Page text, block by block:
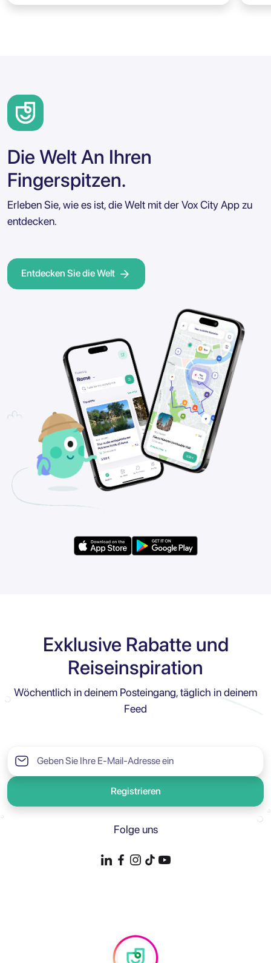
Die Welt An Ihren
Fingerspitzen.
Erleben Sie, wie es ist, die Welt mit der Vox City App zu
entdecken.
Entdecken Sie die Welt
Exklusive Rabatte und
Reiseinspiration
Wöchentlich in deinem Posteingang, täglich in deinem
Feed
Registrieren
Folge uns